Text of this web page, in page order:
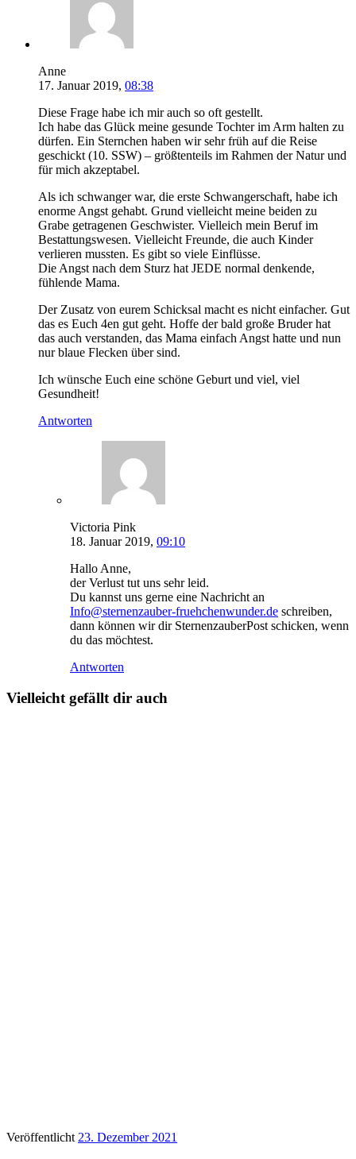
Anne
17. Januar 2019, 08:38
Diese Frage habe ich mir auch so oft gestellt.
Ich habe das Glück meine gesunde Tochter im Arm halten zu
dürfen. Ein Sternchen haben wir sehr früh auf die Reise
geschickt (10. SSW) – größtenteils im Rahmen der Natur und
für mich akzeptabel.
Als ich schwanger war, die erste Schwangerschaft, habe ich
enorme Angst gehabt. Grund vielleicht meine beiden zu
Grabe getragenen Geschwister. Vielleich mein Beruf im
Bestattungswesen. Vielleicht Freunde, die auch Kinder
verlieren mussten. Es gibt so viele Einflüsse.
Die Angst nach dem Sturz hat JEDE normal denkende,
fühlende Mama.
Der Zusatz von eurem Schicksal macht es nicht einfacher. Gut
das es Euch 4en gut geht. Hoffe der bald große Bruder hat
das auch verstanden, das Mama einfach Angst hatte und nun
nur blaue Flecken über sind.
Ich wünsche Euch eine schöne Geburt und viel, viel
Gesundheit!
Antworten
Victoria Pink
18. Januar 2019, 09:10
Hallo Anne,
der Verlust tut uns sehr leid.
Du kannst uns gerne eine Nachricht an
Info@sternenzauber-fruehchenwunder.de schreiben,
dann können wir dir SternenzauberPost schicken, wenn
du das möchtest.
Antworten
Vielleicht gefällt dir auch
Veröffentlicht 23. Dezember 2021